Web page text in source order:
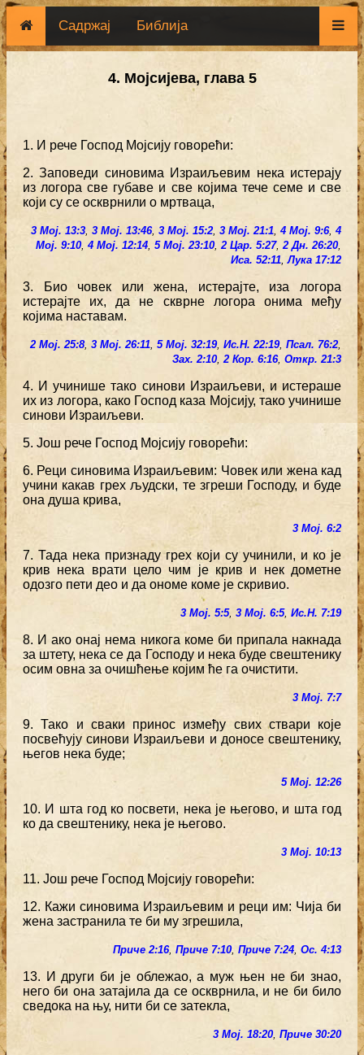
Садржај Библија
4. Мојсијева, глава 5
1. И рече Господ Мојсију говорећи:
2. Заповеди синовима Израиљевим нека истерају
из логора све губаве и све којима тече семе и све
који су се оскврнили о мртваца,
3 Мој. 13:3, 3 Мој. 13:46, 3 Мој. 15:2, 3 Мој. 21:1, 4 Мој. 9:6, 4
Мој. 9:10, 4 Мој. 12:14, 5 Мој. 23:10,2 Цар. 5:27,2 Дн. 26:20,
Иса. 52:11,Лука 17:12
3. Био човек или жена, истерајте, иза логора
истерајте их, да не скврне логора онима међу
којима наставам.
2 Мој. 25:8, 3 Мој. 26:11, 5 Мој. 32:19, Ис.Н. 22:19, Псал. 76:2,
Зах. 2:10,2 Кор. 6:16, Откр. 21:3
4. И учинише тако синови Израиљеви, и истераше
их из логора, како Господ каза Мојсију, тако учинише
синови Израиљеви.
5. Још рече Господ Мојсију говорећи:
6. Реци синовима Израиљевим: Човек или жена кад
учини какав грех људски, те згреши Господу, и буде
она душа крива,
3 Мој. 6:2
7. Тада нека признаду грех који су учинили, и ко је
крив нека врати цело чим је крив и нек дометне
одозго пети део и да ономе коме је скривио.
3 Мој. 5:5, 3 Мој. 6:5, Ис.Н. 7:19
8. И ако онај нема никога коме би припала накнада
за штету, нека се да Господу и нека буде свештенику
осим овна за очишћење којим ће га очистити.
3 Мој. 7:7
9. Тако и сваки принос између свих ствари које
посвећују синови Израиљеви и доносе свештенику,
његов нека буде;
5 Мој. 12:26
10. И шта год ко посвети, нека је његово, и шта год
ко да свештенику, нека је његово.
3 Мој. 10:13
11. Још рече Господ Мојсију говорећи:
12. Кажи синовима Израиљевим и реци им: Чија би
жена застранила те би му згрешила,
Приче 2:16, Приче 7:10, Приче 7:24, Ос. 4:13
13. И други би је облежао, а муж њен не би знао,
него би она затајила да се оскврнила, и не би било
сведока на њу, нити би се затекла,
3 Мој. 18:20, Приче 30:20